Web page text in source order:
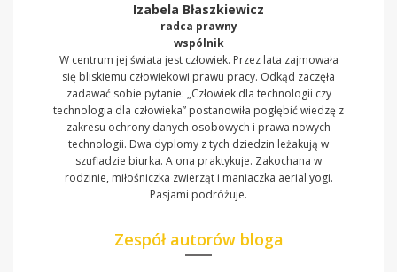
Izabela Błaszkiewicz
radca prawny
wspólnik
W centrum jej świata jest człowiek. Przez lata zajmowała
się bliskiemu człowiekowi prawu pracy. Odkąd zaczęła
zadawać sobie pytanie: „Człowiek dla technologii czy
technologia dla człowieka” postanowiła pogłębić wiedzę z
zakresu ochrony danych osobowych i prawa nowych
technologii. Dwa dyplomy z tych dziedzin leżakują w
szufladzie biurka. A ona praktykuje. Zakochana w
rodzinie, miłośniczka zwierząt i maniaczka aerial yogi.
Pasjami podróżuje.
Zespół autorów bloga